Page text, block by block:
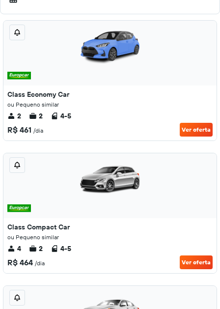
Class Economy Car
ou Pequeno similar
2 2 4-5
R$ 461 /dia Ver oferta
Class Compact Car
ou Pequeno similar
4 2 4-5
R$ 464 /dia Ver oferta